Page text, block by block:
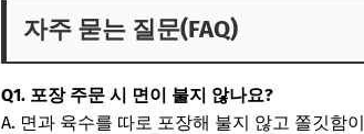
자주 묻는 질문(FAQ)
Q1. 포장 주문 시 면이 불지 않나요?
A. 면과 육수를 따로 포장해 불지 않고 쫄깃함